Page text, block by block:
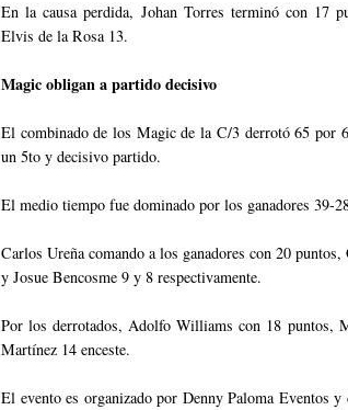
En la causa perdida, Johan Torres terminó con 17
Elvis de la Rosa 13.
Magic obligan a partido decisivo
El combinado de los Magic de la C/3 derrotó 65 por
un 5to y decisivo partido.
El medio tiempo fue dominado por los ganadores 39-
Carlos Ureña comando a los ganadores con 20
y Josue Bencosme 9 y 8 respectivamente.
Por los derrotados, Adolfo Williams con 18 puntos,
Martínez 14 enceste.
El evento es organizado por Denny Paloma Eventos